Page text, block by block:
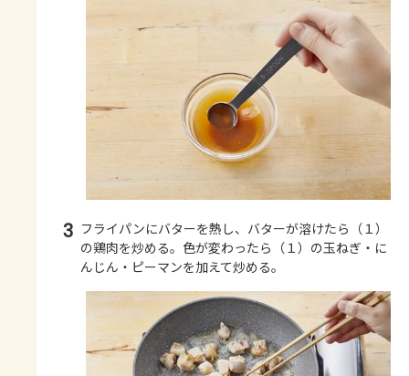
3 フライパンにバターを熱し、バターが溶けたら（１）
の鶏肉を炒める。色が変わったら（１）の玉ねぎ・に
んじん・ピーマンを加えて炒める。